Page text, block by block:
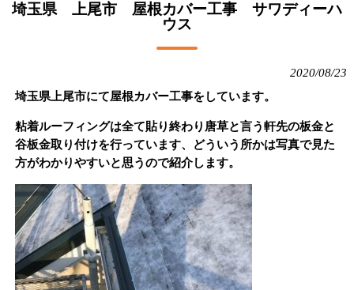
埼玉県 上尾市 屋根カバー工事 サワディーハ
ウス
2020/08/23
埼玉県上尾市にて屋根カバー工事をしています。
粘着ルーフィングは全て貼り終わり唐草と言う軒先の板金と
谷板金取り付けを行っています、どういう所かは写真で見た
方がわかりやすいと思うので紹介します。